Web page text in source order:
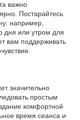
важно
Постарайтесь
например,
дня или утром для
вам поддерживать
значительно
простым
комфортной
время сеанса и